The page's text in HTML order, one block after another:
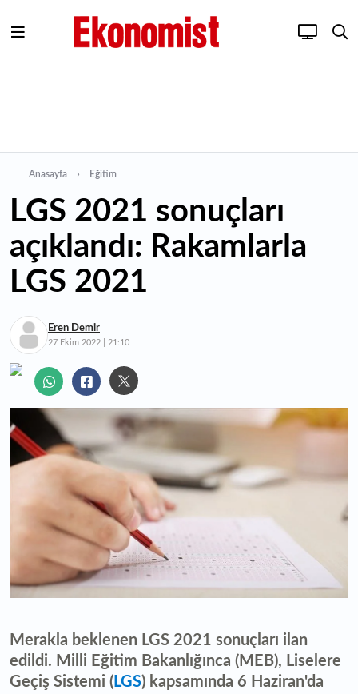
Anasayfa Eğitim
LGS 2021 sonuçları
açıklandı: Rakamlarla
LGS 2021
Eren Demir
27 Ekim 2022 | 21:10
Merakla beklenen LGS 2021 sonuçları ilan
edildi. Milli Eğitim Bakanlığınca (MEB), Liselere
Geçiş Sistemi ( LGS) kapsamında 6 Haziran'da